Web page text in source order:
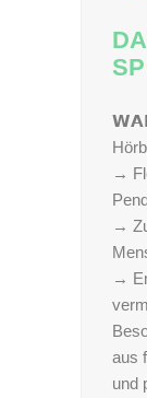
→
→
→
aus
und